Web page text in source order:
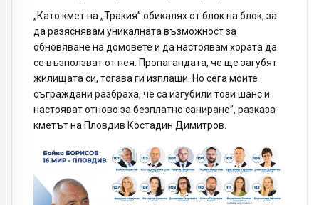
„Като кмет на „Тракия” обикалях от блок на блок, за
да разяснявам уникалната възможност за
обновяване на домовете и да настоявам хората да
се възползват от нея. Пропагандата, че ще загубят
жилищата си, тогава ги изплаши. Но сега моите
съграждани разбраха, че са изгубили този шанс и
настояват отново за безплатно саниране”, разказа
кметът на Пловдив Костадин Димитров.